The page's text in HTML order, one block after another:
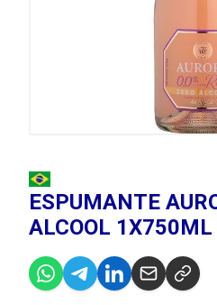
ESPUMANTE
ALCOOL 1X750ML